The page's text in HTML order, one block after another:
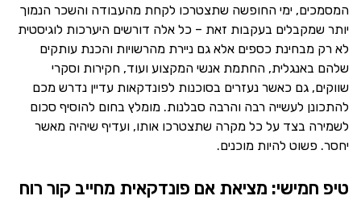
המסמכים, ימי החופשה שתצטרכו לקחת מהעבודה והשכר הנמוך
יותר שמקבלים בעקבות זאת – כל אלה דורשים היערכות לוגיסטית
לא רק מבחינת כספים אלא גם ניירת מהרשויות והכנת עותקים
שלהם באנגלית, החתמת אנשי המקצוע ועוד, חקירות וסקרי
שווקים, גם כאשר נעזרים בסוכנות לפונדקאות עדיין נדרש מכם
להתכונן לעשייה רבה והרבה סבלנות. מומלץ בחום להוסיף סכום
לשמירה בצד על כל מקרה שתצטרכו אותו, ועדיף שיהיה מאשר
יחסר. פשוט להיות מוכנים.
טיפ חמישי: מציאת אם פונדקאית מחייב קור רוח